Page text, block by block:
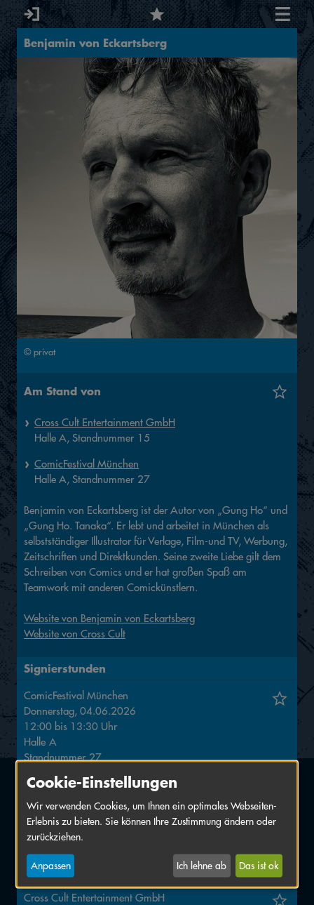
Benjamin von Eckartsberg
© privat
Am Stand von
Cross Cult Entertainment GmbH
Halle A, Standnummer 15
ComicFestival München
Halle A, Standnummer 27
Benjamin von Eckartsberg ist der Autor von „Gung Ho“ und
„Gung Ho. Tanaka“. Er lebt und arbeitet in München als
selbstständiger Illustrator für Verlage, Film-und TV, Werbung,
Zeitschriften und Direktkunden. Seine zweite Liebe gilt dem
Schreiben von Comics und er hat großen Spaß am
Teamwork mit anderen Comickünstlern.
Website von Benjamin von Eckartsberg
Website von Cross Cult
Signierstunden
ComicFestival München
Donnerstag, 04.06.2026
12:00 bis 13:30 Uhr
Halle A
Standnummer 27
Donnerstag, 04.06.2026
15:30bis17:00Uhr
Halle A
Standnummer
Cross Cult Entertainment GmbH
Cookie-Einstellungen
Wir verwenden Cookies, um Ihnen ein optimales Webseiten-
Erlebnis zu bieten. Sie können Ihre Zustimmung ändern oder
zurückziehen.
Anpassen Ich lehne ab Das ist ok